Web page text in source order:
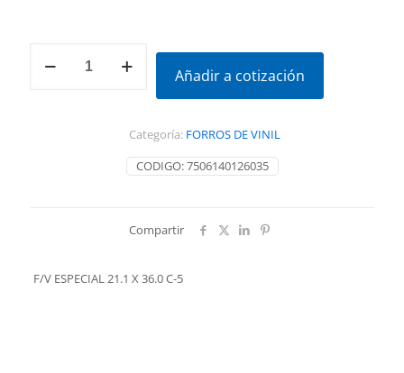
ESPECIAL
Añadir a cotización
CODIGO:7506140126035
Categoría: FORROS DE VINIL
Compartir
F/V ESPECIAL 21.1 X 36.0 C-5